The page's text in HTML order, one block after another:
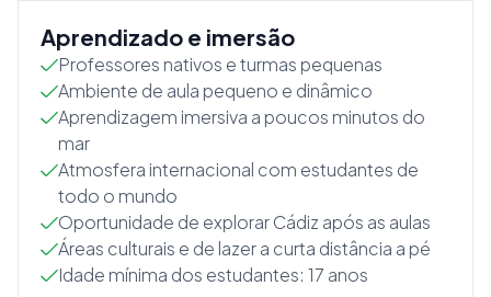
Aprendizado e imersão
Professores nativos e turmas pequenas
Ambiente de aula pequeno e dinâmico
Aprendizagem imersiva a poucos minutos do
mar
Atmosfera internacional com estudantes de
todo o mundo
Oportunidade de explorar Cádiz após as aulas
Áreas culturais e de lazer a curta distância a pé
Idade mínima dos estudantes: 17 anos